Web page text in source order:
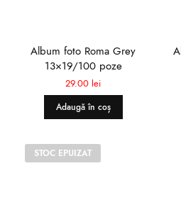
Album foto Roma Grey
13×19/100 poze
29.00 lei
Adaugă în coș
STOC EPUIZAT